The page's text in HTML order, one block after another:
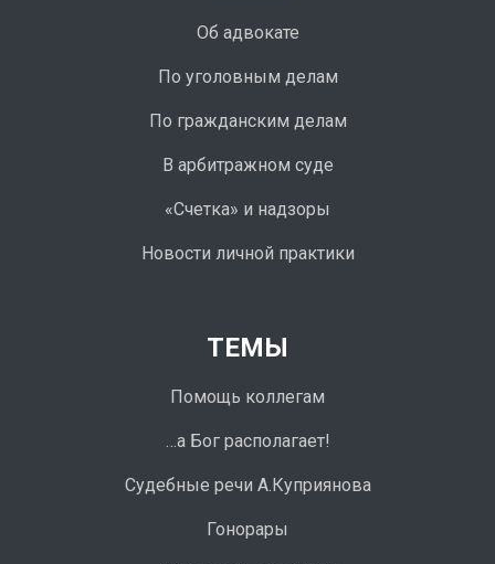
Об адвокате
По уголовным делам
По гражданским делам
В арбитражном суде
«Счетка» и надзоры
Новости личной практики
ТЕМЫ
Помощь коллегам
…а Бог располагает!
Судебные речи А.Куприянова
Гонорары